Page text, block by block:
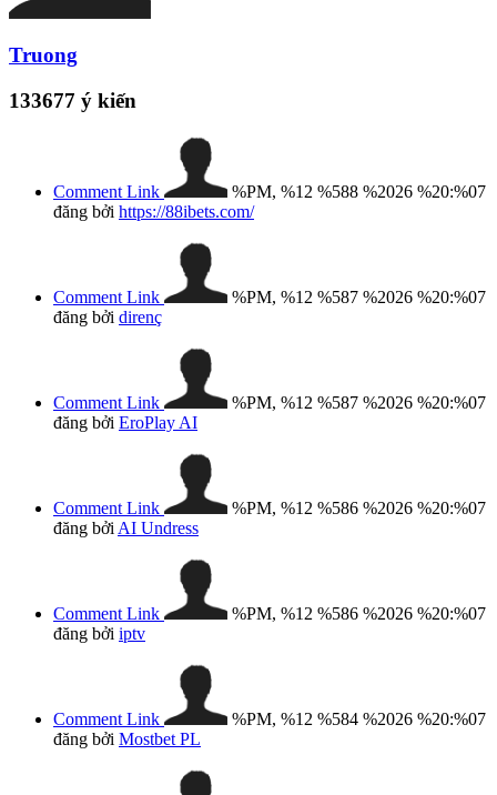
Truong
133677 ý kiến
Comment Link
%PM, %12 %588 %2026 %20:%07
đăng bởi https://88ibets.com/
Comment Link
%PM, %12 %587 %2026 %20:%07
đăng bởi direnç
Comment Link
%PM, %12 %587 %2026 %20:%07
đăng bởi EroPlay AI
Comment Link
%PM, %12 %586 %2026 %20:%07
đăng bởi AI Undress
Comment Link
%PM, %12 %586 %2026 %20:%07
đăng bởi iptv
Comment Link
%PM, %12 %584 %2026 %20:%07
đăng bởi Mostbet PL